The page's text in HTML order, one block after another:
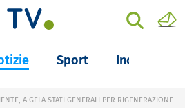
Sport Inchieste
A GELA STATI GENERALI PER RIGENERAZIONE